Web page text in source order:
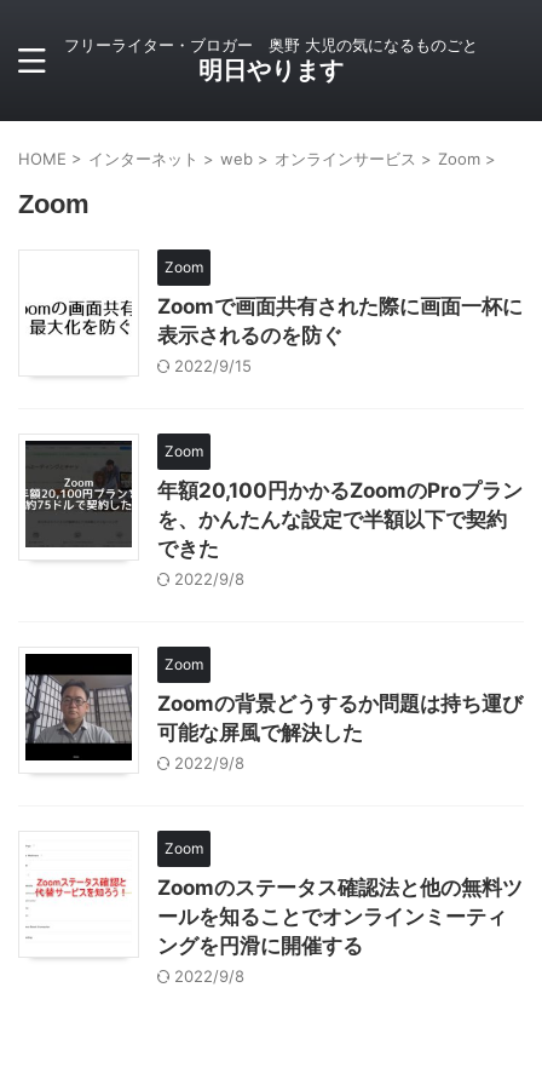
フリーライター・ブロガー 奥野 大児の気になるものごと
明日やります
HOME > インターネット > web > オンラインサービス > Zoom >
Zoom
Zoom
Zoomで画面共有された際に画面一杯に
表示されるのを防ぐ
2022/9/15
Zoom
年額20,100円かかるZoomのProプラン
を、かんたんな設定で半額以下で契約
できた
2022/9/8
Zoom
Zoomの背景どうするか問題は持ち運び
可能な屏風で解決した
2022/9/8
Zoom
Zoomのステータス確認法と他の無料ツ
ールを知ることでオンラインミーティ
ングを円滑に開催する
2022/9/8